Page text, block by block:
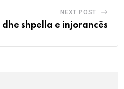
NEXT POST
shpella e injorancës